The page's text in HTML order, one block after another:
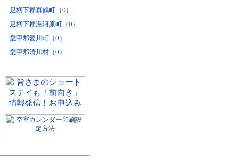
足柄下郡真鶴町（0）
足柄下郡湯河原町（0）
愛甲郡愛川町（0）
愛甲郡清川村（0）